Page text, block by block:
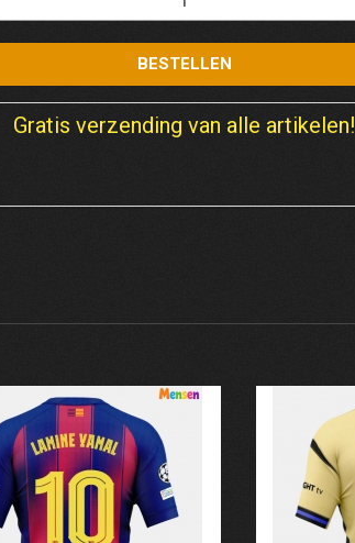
BESTELLEN
Gratis verzending van alle artikelen!